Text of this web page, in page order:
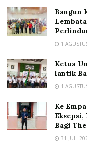
Bangun
1
Ketua
lantik
1
Ke
Eksepsi,
Bagi
31 JULI